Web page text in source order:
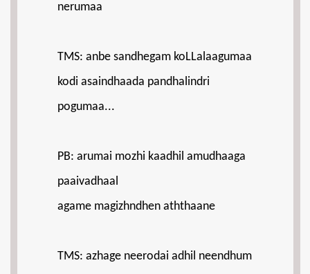
nerumaa
TMS: anbe sandhegam koLLalaagumaa
kodi asaindhaada pandhalindri
pogumaa...
PB: arumai mozhi kaadhil amudhaaga
paaivadhaal
agame magizhndhen aththaane
TMS: azhage neerodai adhil neendhum